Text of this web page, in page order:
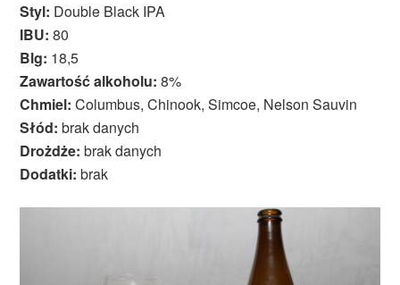
Styl: Double Black IPA
IBU: 80
Blg: 18,5
Zawartość alkoholu: 8%
Chmiel: Columbus, Chinook, Simcoe, Nelson Sauvin
Słód: brak danych
Drożdże: brak danych
Dodatki: brak